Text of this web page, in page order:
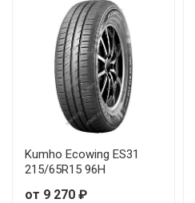
Kumho Ecowing ES31
215/65R15 96H
от 9 270 ₽